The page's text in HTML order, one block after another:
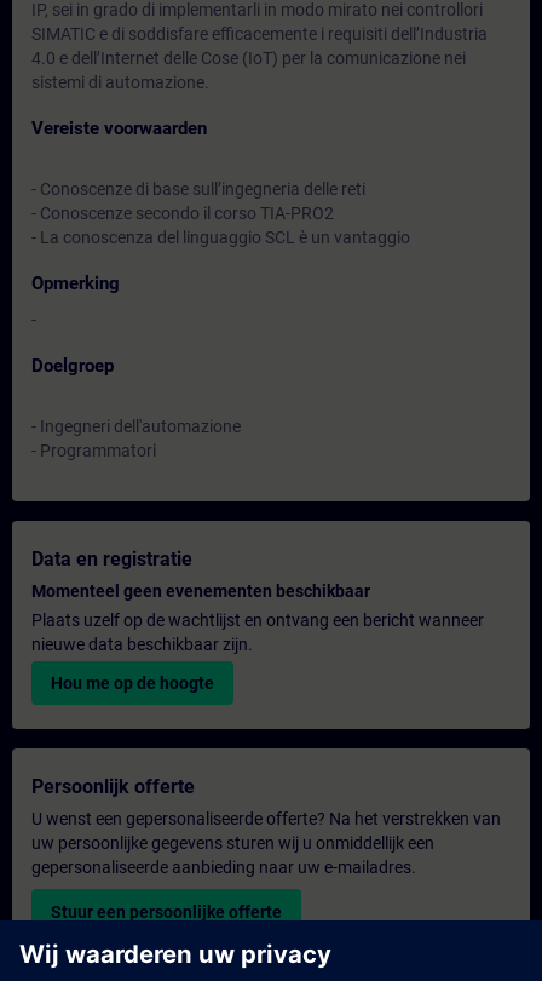
IP, sei in grado di implementarli in modo mirato nei controllori
SIMATIC e di soddisfare efficacemente i requisiti dell’Industria
4.0 e dell’Internet delle Cose (IoT) per la comunicazione nei
sistemi di automazione.
Vereiste voorwaarden
- Conoscenze di base sull’ingegneria delle reti
- Conoscenze secondo il corso TIA-PRO2
- La conoscenza del linguaggio SCL è un vantaggio
Opmerking
-
Doelgroep
- Ingegneri dell'automazione
- Programmatori
Data en registratie
Momenteel geen evenementen beschikbaar
Plaats uzelf op de wachtlijst en ontvang een bericht wanneer
nieuwe data beschikbaar zijn.
Hou me op de hoogte
Persoonlijk offerte
U wenst een gepersonaliseerde offerte? Na het verstrekken van
uw persoonlijke gegevens sturen wij u onmiddellijk een
gepersonaliseerde aanbieding naar uw e-mailadres.
Stuur een persoonlijke offerte